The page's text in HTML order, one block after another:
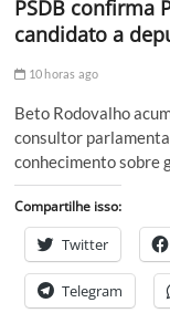
PSDB confirma
candidato a
10 horas ago
Beto Rodovalho
consultor
conhecimento sobre
Compartilhe isso:
Twitter
Telegram